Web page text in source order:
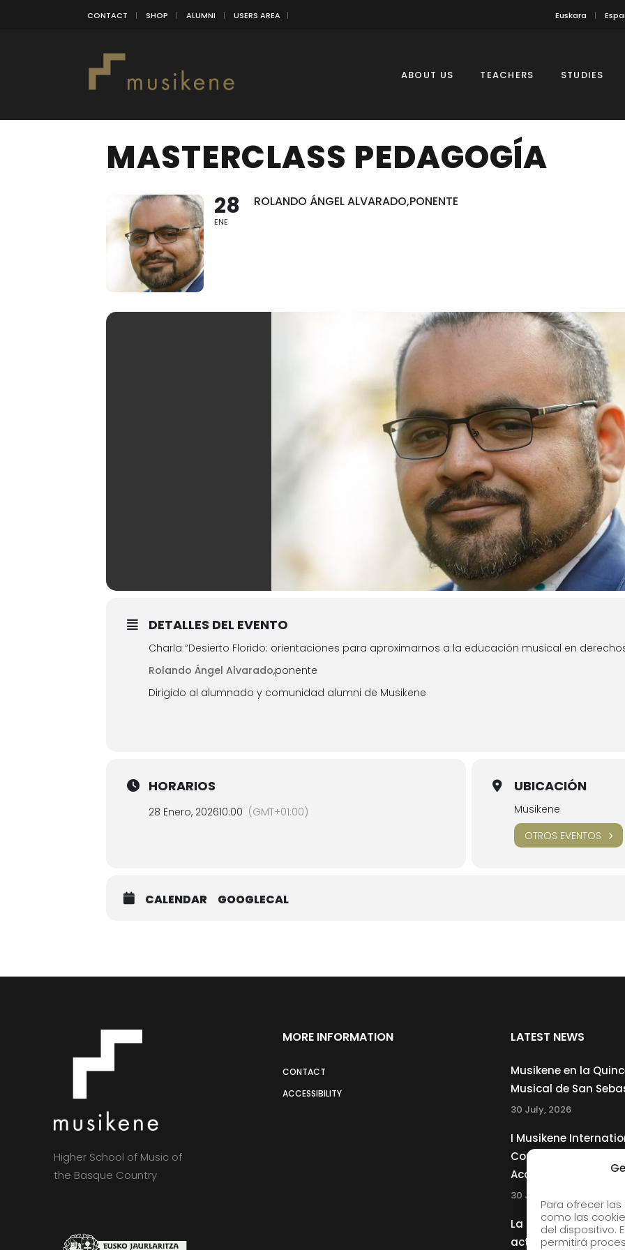
Para ofrecer
como las
del dispositivo.
permitirá
CONTACT SHOP ALUMNI USERS AREA Euskara
ABOUT US TEACHERS STUDIES
MASTERCLASS PEDAGOGÍA
28
ENE
ROLANDO ÁNGEL ALVARADO,PONENTE
DETALLES DEL EVENTO
Charla “Desierto Florido: orientaciones para aproximarnos a la educación musical en
Rolando Ángel Alvarado,ponente
Dirigido al alumnado y comunidad alumni de Musikene
HORARIOS
28 Enero, 202610:00 (GMT+01:00)
UBICACIÓN
Musikene
OTROS EVENTOS
CALENDAR GOOGLECAL
Higher School of Music of
the Basque Country
MORE INFORMATION
CONTACT
ACCESSIBILITY
LATEST NEWS
Musikene en la
Musical de San
30 July, 2026
I Musikene
Competition for
Accordionists
30 July, 2026
La Musikene Big
actuará junto a